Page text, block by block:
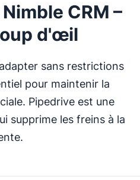
CRM –
d'œil
sans restrictions
pour maintenir la
Pipedrive est une
supprime les freins à la